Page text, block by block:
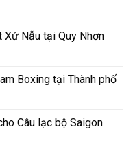
Xứ Nẫu tại Quy Nhơn
Boxing tại Thành phố
Câu lạc bộ Saigon